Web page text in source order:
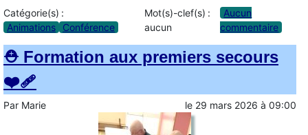
Catégorie(s) :
Animations
Conférence
Mot(s)-clef(s) :
aucun
Aucun
commentaire
⛑️ Formation aux premiers secours
❤️‍🩹
Par Marie le 29 mars 2026 à 09:00